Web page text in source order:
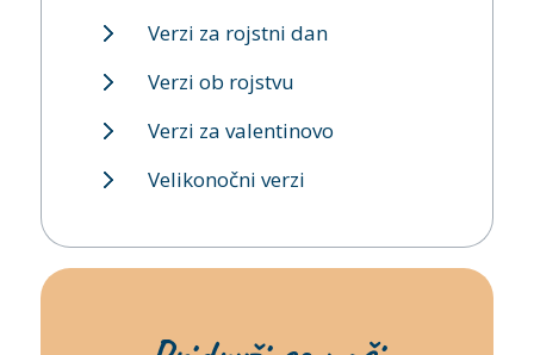
Verzi za rojstni dan
Verzi ob rojstvu
Verzi za valentinovo
Velikonočni verzi